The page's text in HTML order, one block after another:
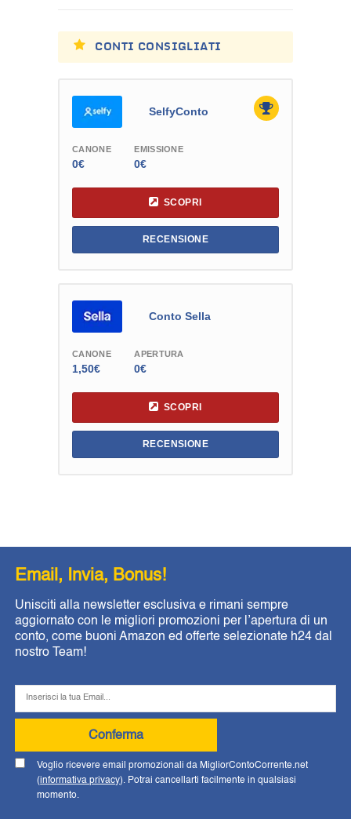
CONTI CONSIGLIATI
SelfyConto
CANONE
0€
EMISSIONE
0€
SCOPRI
RECENSIONE
Conto Sella
CANONE
1,50€
APERTURA
0€
SCOPRI
RECENSIONE
Email, Invia, Bonus!
Unisciti alla newsletter esclusiva e rimani sempre
aggiornato con le migliori promozioni per l’apertura di un
conto, come buoni Amazon ed offerte selezionate h24 dal
nostro Team!
Conferma
Voglio ricevere email promozionali da MigliorContoCorrente.net
(informativa privacy). Potrai cancellarti facilmente in qualsiasi
momento.